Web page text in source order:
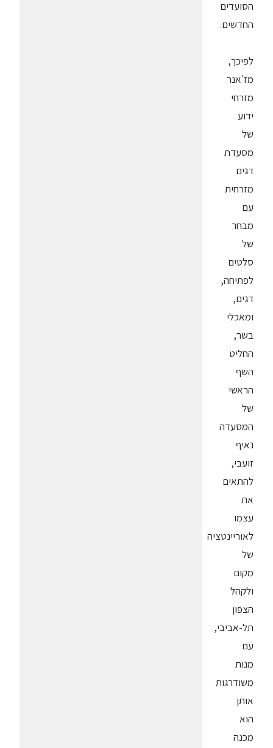
הסועדים
החדשים.
לפיכך,
מז'אנר
מזרחי
ידוע
של
מסעדת
דגים
מזרחית
עם
מבחר
של
סלטים
לפתיחה,
דגים,
ומאכלי
בשר,
החליט
השף
הראשי
של
המסעדה
נאיף
זועבי,
להתאים
את
עצמו
לאוריינטציה
של
מקום
ולקהל
הצפון
תל-אביבי,
עם
מנות
משודרגות
אותן
הוא
מכנה